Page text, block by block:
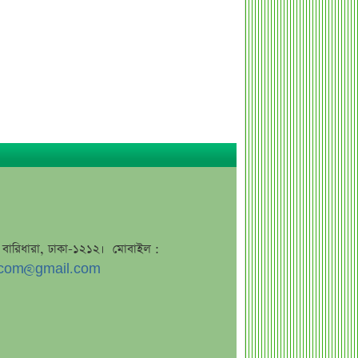
বিল বিতর্কে নতুন আলোচনার জন্ম
মাওলানা আজহারি
০৪ আগস্ট ব্লকে পাঁচ কোম্পানির বড়
ঢাকা-১২১২। মোবাইল :